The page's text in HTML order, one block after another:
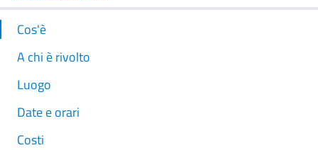
Cos'è
A chi è rivolto
Luogo
Date e orari
Costi